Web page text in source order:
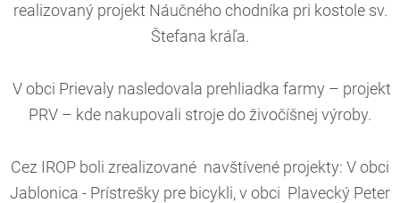
realizovaný projekt Náučného chodníka pri kostole sv.
Štefana kráľa.
V obci Prievaly nasledovala prehliadka farmy – projekt
PRV – kde nakupovali stroje do živočíšnej výroby.
Cez IROP boli zrealizované navštívené projekty: V obci
Jablonica - Prístrešky pre bicykli, v obci Plavecký Peter